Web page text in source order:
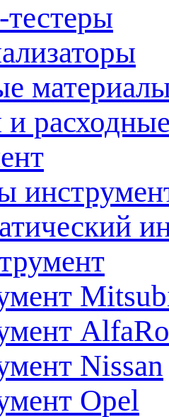
Nissan
Opel